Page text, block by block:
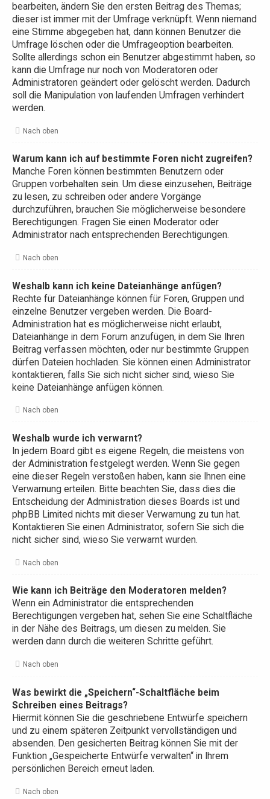
bearbeiten, ändern Sie den ersten Beitrag des Themas;
dieser ist immer mit der Umfrage verknüpft. Wenn niemand
eine Stimme abgegeben hat, dann können Benutzer die
Umfrage löschen oder die Umfrageoption bearbeiten.
Sollte allerdings schon ein Benutzer abgestimmt haben, so
kann die Umfrage nur noch von Moderatoren oder
Administratoren geändert oder gelöscht werden. Dadurch
soll die Manipulation von laufenden Umfragen verhindert
werden.
Nach oben
Warum kann ich auf bestimmte Foren nicht zugreifen?
Manche Foren können bestimmten Benutzern oder
Gruppen vorbehalten sein. Um diese einzusehen, Beiträge
zu lesen, zu schreiben oder andere Vorgänge
durchzuführen, brauchen Sie möglicherweise besondere
Berechtigungen. Fragen Sie einen Moderator oder
Administrator nach entsprechenden Berechtigungen.
Nach oben
Weshalb kann ich keine Dateianhänge anfügen?
Rechte für Dateianhänge können für Foren, Gruppen und
einzelne Benutzer vergeben werden. Die Board-
Administration hat es möglicherweise nicht erlaubt,
Dateianhänge in dem Forum anzufügen, in dem Sie Ihren
Beitrag verfassen möchten, oder nur bestimmte Gruppen
dürfen Dateien hochladen. Sie können einen Administrator
kontaktieren, falls Sie sich nicht sicher sind, wieso Sie
keine Dateianhänge anfügen können.
Nach oben
Weshalb wurde ich verwarnt?
In jedem Board gibt es eigene Regeln, die meistens von
der Administration festgelegt werden. Wenn Sie gegen
eine dieser Regeln verstoßen haben, kann sie Ihnen eine
Verwarnung erteilen. Bitte beachten Sie, dass dies die
Entscheidung der Administration dieses Boards ist und
phpBB Limited nichts mit dieser Verwarnung zu tun hat.
Kontaktieren Sie einen Administrator, sofern Sie sich die
nicht sicher sind, wieso Sie verwarnt wurden.
Nach oben
Wie kann ich Beiträge den Moderatoren melden?
Wenn ein Administrator die entsprechenden
Berechtigungen vergeben hat, sehen Sie eine Schaltfläche
in der Nähe des Beitrags, um diesen zu melden. Sie
werden dann durch die weiteren Schritte geführt.
Nach oben
Was bewirkt die „Speichern“-Schaltfläche beim
Schreiben eines Beitrags?
Hiermit können Sie die geschriebene Entwürfe speichern
und zu einem späteren Zeitpunkt vervollständigen und
absenden. Den gesicherten Beitrag können Sie mit der
Funktion „Gespeicherte Entwürfe verwalten“ in Ihrem
persönlichen Bereich erneut laden.
Nach oben